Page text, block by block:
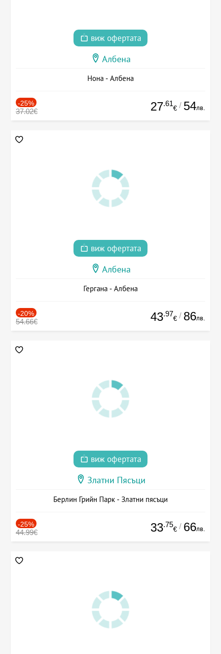
виж офертата
Албена
Нона - Албена
-25%
37.02€ 27.61
€ / 54лв.
виж офертата
Албена
Гергана - Албена
-20%
54.66€ 43.97
€ / 86лв.
виж офертата
Златни Пясъци
Берлин Грийн Парк - Златни пясъци
-25%
44.99€ 33.75
€ / 66лв.